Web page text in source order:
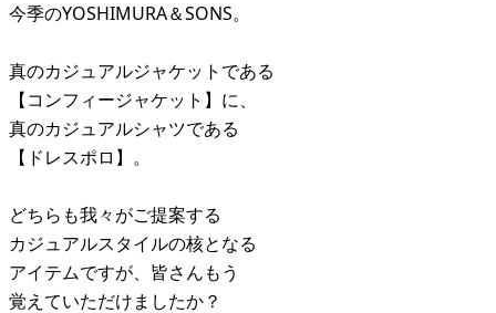
今季のYOSHIMURA＆SONS。
真のカジュアルジャケットである
【コンフィージャケット】に、
真のカジュアルシャツである
【ドレスポロ】。
どちらも我々がご提案する
カジュアルスタイルの核となる
アイテムですが、皆さんもう
覚えていただけましたか？